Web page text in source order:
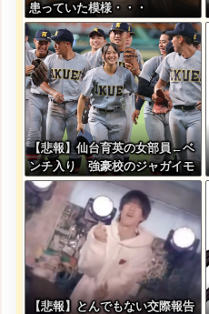
患っていた模様・・・
【悲報】仙台育英の女部員←ベ
ンチ入り 強豪校のジャガイモ
ダンサー←ベンチ外
【悲報】とんでもない交際報告